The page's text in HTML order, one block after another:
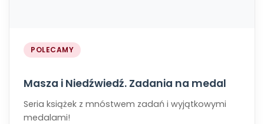
POLECAMY
Masza i Niedźwiedź. Zadania na medal
Seria książek z mnóstwem zadań i wyjątkowymi
medalami!